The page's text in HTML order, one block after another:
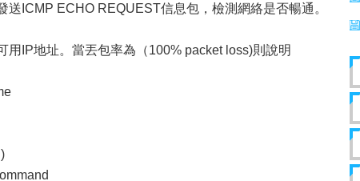
送ICMP ECHO REQUEST信息包，檢測網絡是否暢通。
用IP地址。當丟包率為（100% packet loss)則說明